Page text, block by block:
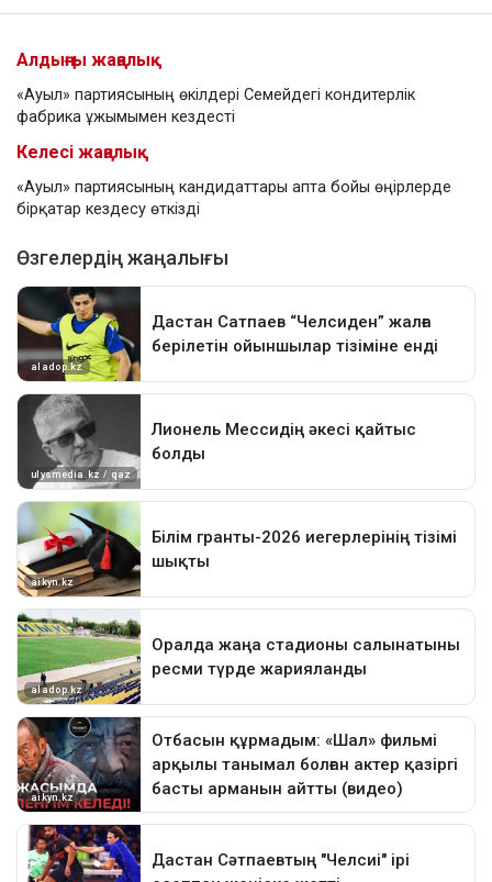
Алдыңғы жаңалық
«Ауыл» партиясының өкілдері Семейдегі кондитерлік
фабрика ұжымымен кездесті
Келесі жаңалық
«Ауыл» партиясының кандидаттары апта бойы өңірлерде
бірқатар кездесу өткізді